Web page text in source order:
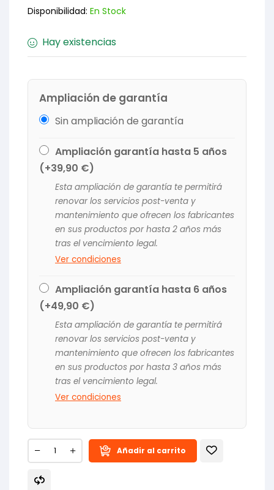
Disponibilidad: En Stock
Hay existencias
Ampliación de garantía
Sin ampliación de garantía
Ampliación garantía hasta 5 años
(+39,90 €)
Esta ampliación de garantía te permitirá
renovar los servicios post-venta y
mantenimiento que ofrecen los fabricantes
en sus productos por hasta 2 años más
tras el vencimiento legal.
Ver condiciones
Ampliación garantía hasta 6 años
(+49,90 €)
Esta ampliación de garantía te permitirá
renovar los servicios post-venta y
mantenimiento que ofrecen los fabricantes
en sus productos por hasta 3 años más
tras el vencimiento legal.
Ver condiciones
Añadir al carrito